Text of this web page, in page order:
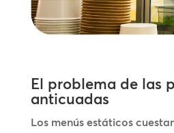
El problema de las
anticuadas
Los menús estáticos